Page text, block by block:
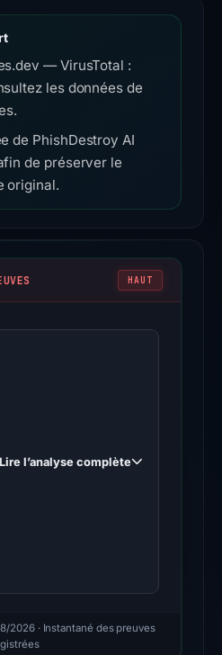
— VirusTotal :
les données de
de PhishDestroy AI
de préserver le
original.
HAUT
Lire l’analyse complète
2026· Instantané des preuves